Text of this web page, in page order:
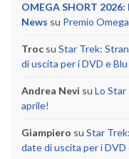
OMEGA SHORT
News su Premio
Troc su Star Trek:
di uscita per i DVD e Blu
Andrea Nevi su Lo Star
aprile!
Giampiero su Star
date di uscita per i DVD